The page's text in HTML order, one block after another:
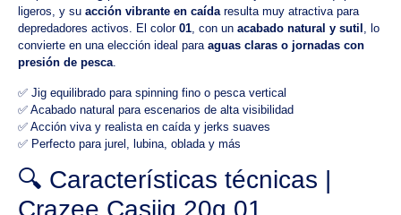
ligeros, y su acción vibrante en caídaresulta muy atractiva para
depredadores activos. El color 01, con un acabado natural y sutil , lo
convierte en una elección ideal para aguas claras o jornadas con
presión de pesca.
✅ Jig equilibrado para spinning fino o pesca vertical
✅ Acabado natural para escenarios de alta visibilidad
✅ Acción viva y realista en caída y jerks suaves
✅ Perfecto para jurel, lubina, oblada y más
🔍 Características técnicas |
Crazee Casjig 20g 01